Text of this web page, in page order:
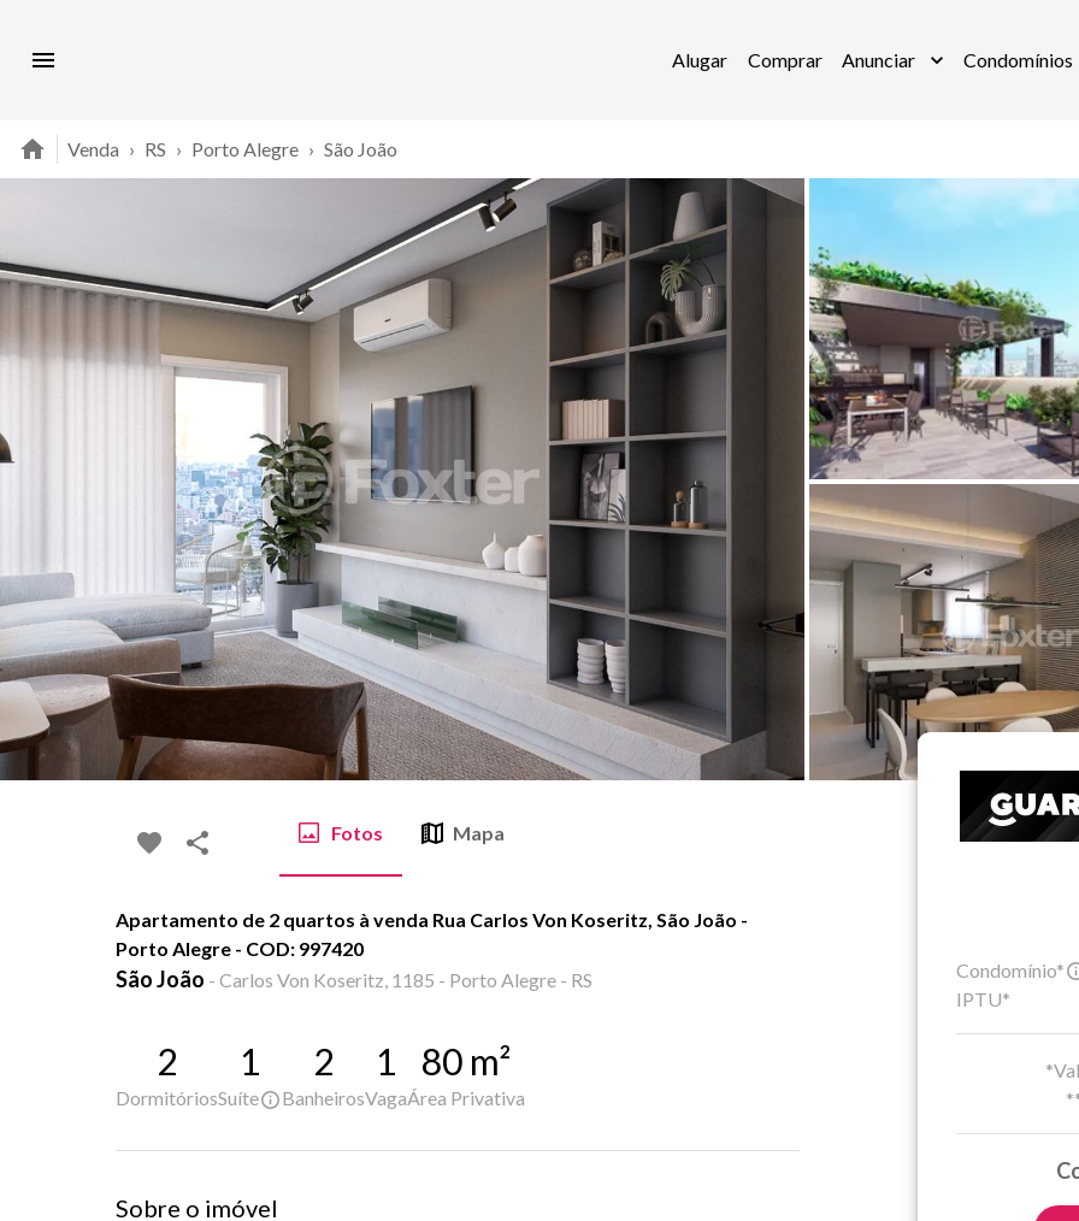
Alugar Comprar Anunciar Condomínios
Venda › RS › Porto Alegre › São João
Fotos Mapa
Apartamento de 2 quartos à venda Rua Carlos Von Koseritz, São João -
Porto Alegre - COD: 997420
São João - Carlos Von Koseritz, 1185 - Porto Alegre - RS
2
Dormitórios
1
Suíte
2
Banheiros
1
Vaga
80 m²
Área Privativa
Sobre o imóvel
Condomínio*
IPTU*